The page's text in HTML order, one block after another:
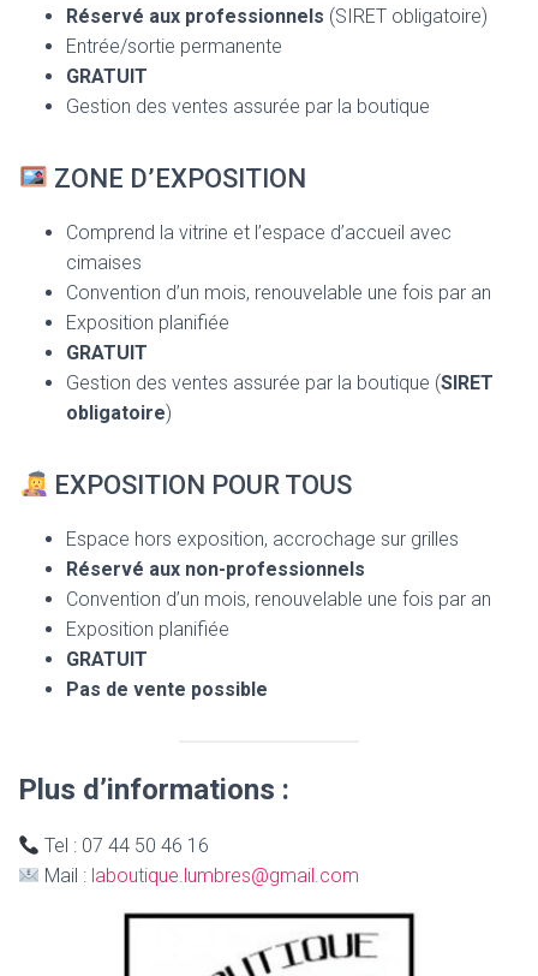
Réservé aux professionnels (SIRET obligatoire)
Entrée/sortie permanente
GRATUIT
Gestion des ventes assurée par la boutique
ZONE D’EXPOSITION
Comprend la vitrine et l’espace d’accueil avec
cimaises
Convention d’un mois, renouvelable une fois par an
Exposition planifiée
GRATUIT
Gestion des ventes assurée par la boutique (SIRET
obligatoire)
EXPOSITION POUR TOUS
Espace hors exposition, accrochage sur grilles
Réservé aux non-professionnels
Convention d’un mois, renouvelable une fois par an
Exposition planifiée
GRATUIT
Pas de vente possible
Plus d’informations :
Tel : 07 44 50 46 16
Mail : laboutique.lumbres@gmail.com